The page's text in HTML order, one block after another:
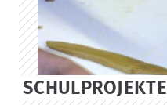
v
i
g
a
t
SCHULPROJEKTE